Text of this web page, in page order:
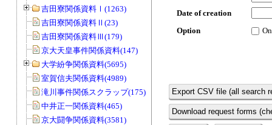
吉田寮関係資料Ⅰ(1263)
吉田寮関係資料Ⅱ(23)
吉田寮関係資料Ⅲ(179)
京大天皇事件関係資料(147)
大学紛争関係資料(5695)
室賀信夫関係資料(4989)
滝川事件関係スクラップ(175)
中井正一関係資料(465)
京大闘争関係資料(3581)
Date of creation
Option
Export CSV file (all search
Download request forms